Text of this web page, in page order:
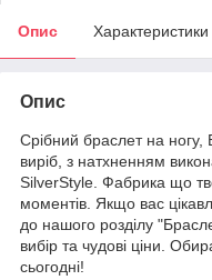
Опис Характеристики
Опис
Срібний браслет на
виріб, з натхненням
SilverStyle. Фабрика що
моментів. Якщо вас
до нашого розділу
вибір та чудові ціни.
сьогодні!